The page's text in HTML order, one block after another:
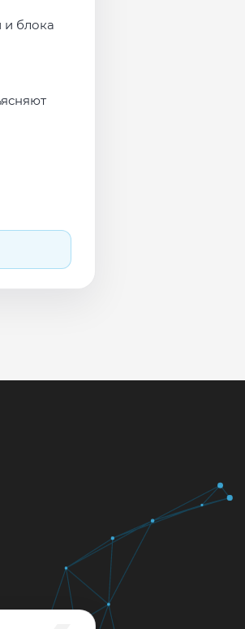
и блока
и